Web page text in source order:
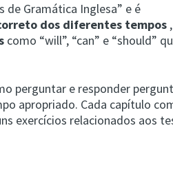
de Gramática Inglesa” e é
dos diferentes tempos
como “will”, “can” e “should”
perguntar e responder
apropriado. Cada capítulo
exercícios relacionados aos